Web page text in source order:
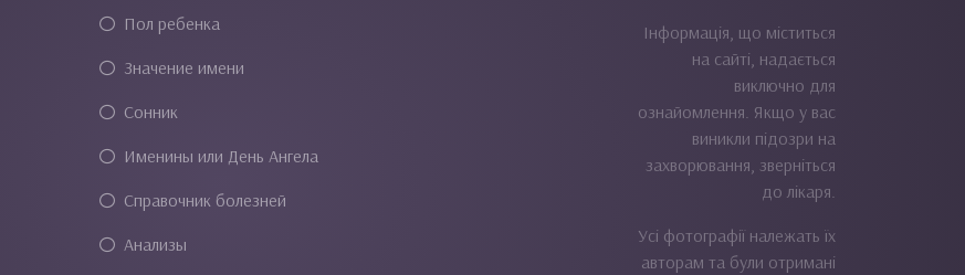
Інформація, що міститься
на сайті, надається
виключно для
ознайомлення. Якщо у вас
виникли підозри на
захворювання, зверніться
до лікаря.
Усі фотографії належать їх
авторам та були отримані
Пол ребенка
Значение имени
Сонник
Именины или День Ангела
Справочник болезней
Анализы